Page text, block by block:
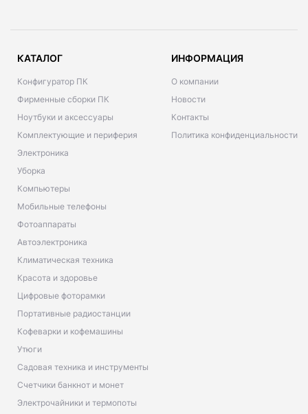
КАТАЛОГ
Конфигуратор ПК
Фирменные сборки ПК
Ноутбуки и аксессуары
Комплектующие и периферия
Электроника
Уборка
Компьютеры
Мобильные телефоны
Фотоаппараты
Автоэлектроника
Климатическая техника
Красота и здоровье
Цифровые фоторамки
Портативные радиостанции
Кофеварки и кофемашины
Утюги
Садовая техника и инструменты
Счетчики банкнот и монет
Электрочайники и термопоты
ИНФОРМАЦИЯ
О компании
Новости
Контакты
Политика конфиденциальности